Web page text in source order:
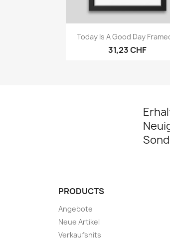
Vorschau
Today Is A Good Day
31,23 CHF
PRODUCTS
Angebote
Neue Artikel
Verkaufshits